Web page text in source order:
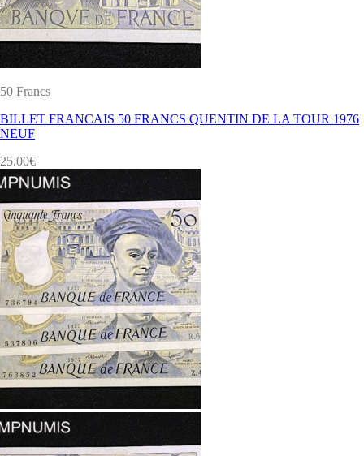
50 Francs
BILLET FRANCAIS 50 FRANCS QUENTIN DE LA TOUR 1976
NEUF
25.00€